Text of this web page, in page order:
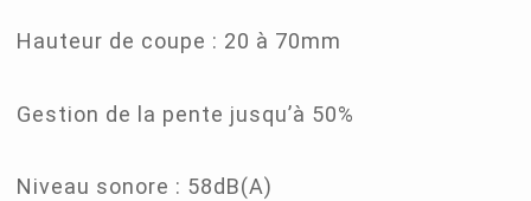
Hauteur de coupe : 20 à 70mm
Gestion de la pente jusqu’à 50%
Niveau sonore : 58dB(A)